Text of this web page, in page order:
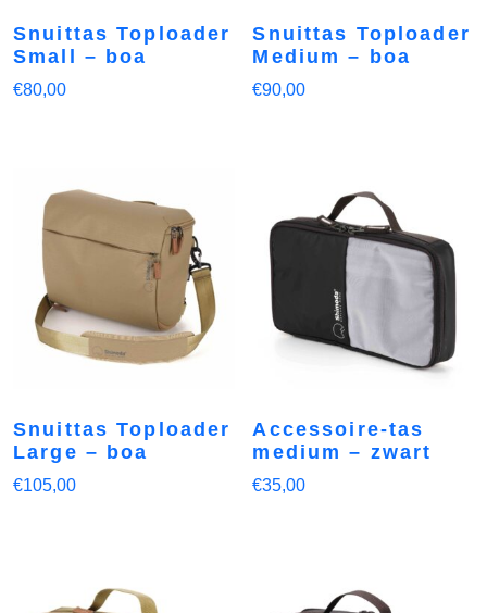
Snuittas Toploader
Small – boa
€80,00
Snuittas Toploader
Medium – boa
€90,00
Snuittas Toploader
Large – boa
€105,00
Accessoire-tas
medium – zwart
€35,00